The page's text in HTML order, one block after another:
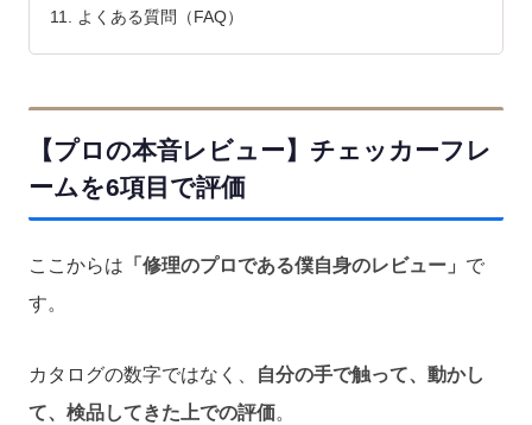
よくある質問（FAQ）
【プロの本音レビュー】チェッカーフレ
ームを6項目で評価
ここからは 「修理のプロである僕自身のレビュー」 で
す。
カタログの数字ではなく、
自分の手で触って、動かし
て、検品してきた上での評価。